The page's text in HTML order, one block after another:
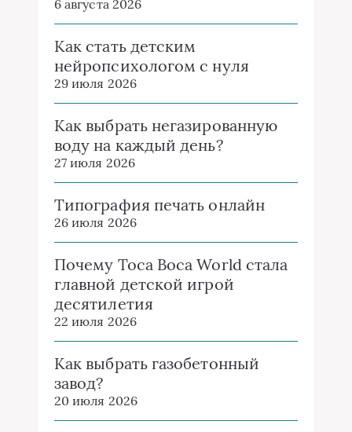
6 августа 2026
Как стать детским
нейропсихологом с нуля
29 июля 2026
Как выбрать негазированную
воду на каждый день?
27 июля 2026
Типография печать онлайн
26 июля 2026
Почему Toca Boca World стала
главной детской игрой
десятилетия
22 июля 2026
Как выбрать газобетонный
завод?
20 июля 2026